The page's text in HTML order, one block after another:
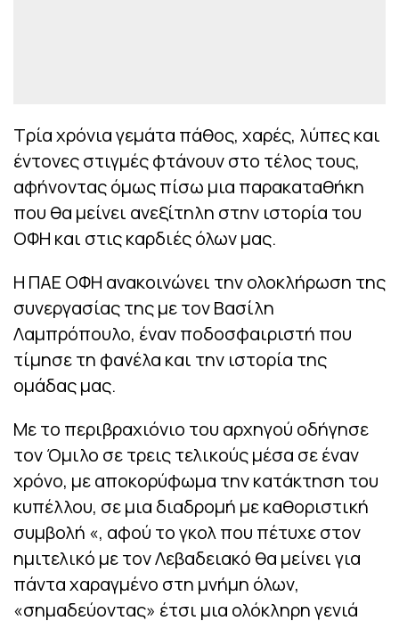
Τρία χρόνια γεμάτα πάθος, χαρές, λύπες και
έντονες στιγμές φτάνουν στο τέλος τους,
αφήνοντας όμως πίσω μια παρακαταθήκη
που θα μείνει ανεξίτηλη στην ιστορία του
ΟΦΗ και στις καρδιές όλων μας.
Η ΠΑΕ ΟΦΗ ανακοινώνει την ολοκλήρωση της
συνεργασίας της με τον Βασίλη
Λαμπρόπουλο, έναν ποδοσφαιριστή που
τίμησε τη φανέλα και την ιστορία της
ομάδας μας.
Με το περιβραχιόνιο του αρχηγού οδήγησε
τον Όμιλο σε τρεις τελικούς μέσα σε έναν
χρόνο, με αποκορύφωμα την κατάκτηση του
κυπέλλου, σε μια διαδρομή με καθοριστική
συμβολή «, αφού το γκολ που πέτυχε στον
ημιτελικό με τον Λεβαδειακό θα μείνει για
πάντα χαραγμένο στη μνήμη όλων,
«σημαδεύοντας» έτσι μια ολόκληρη γενιά